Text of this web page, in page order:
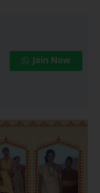
Join Now